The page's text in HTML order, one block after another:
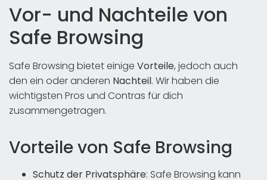
Vor- und Nachteile von
Safe Browsing
Safe Browsing bietet einige Vorteile, jedoch auch
den ein oder anderen Nachteil. Wir haben die
wichtigsten Pros und Contras für dich
zusammengetragen.
Vorteile von Safe Browsing
Schutz der Privatsphäre: Safe Browsing kann